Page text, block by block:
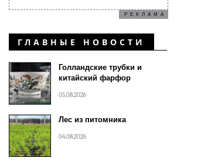
РЕКЛАМА
ГЛАВНЫЕ НОВОСТИ
Голландские трубки и
китайский фарфор
05.08.2026
Лес из питомника
04.08.2026